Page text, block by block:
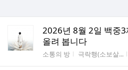
2026년 8월 2일 백중3
올려 봅니다
게시판명
소통의 방 작성자
극락행(소보살...